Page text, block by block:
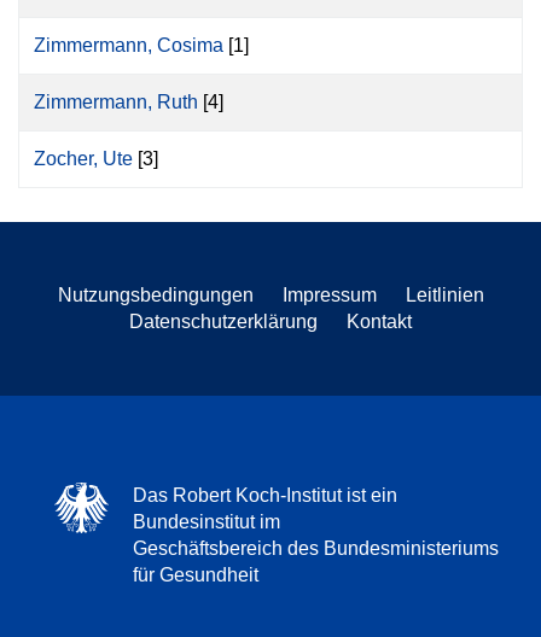
Zimmermann, Cosima [1]
Zimmermann, Ruth [4]
Zocher, Ute [3]
Nutzungsbedingungen Impressum
Leitlinien
Datenschutzerklärung
Kontakt
Das Robert Koch-Institut ist ein
Bundesinstitut im
Geschäftsbereich des Bundesministeriums
für Gesundheit